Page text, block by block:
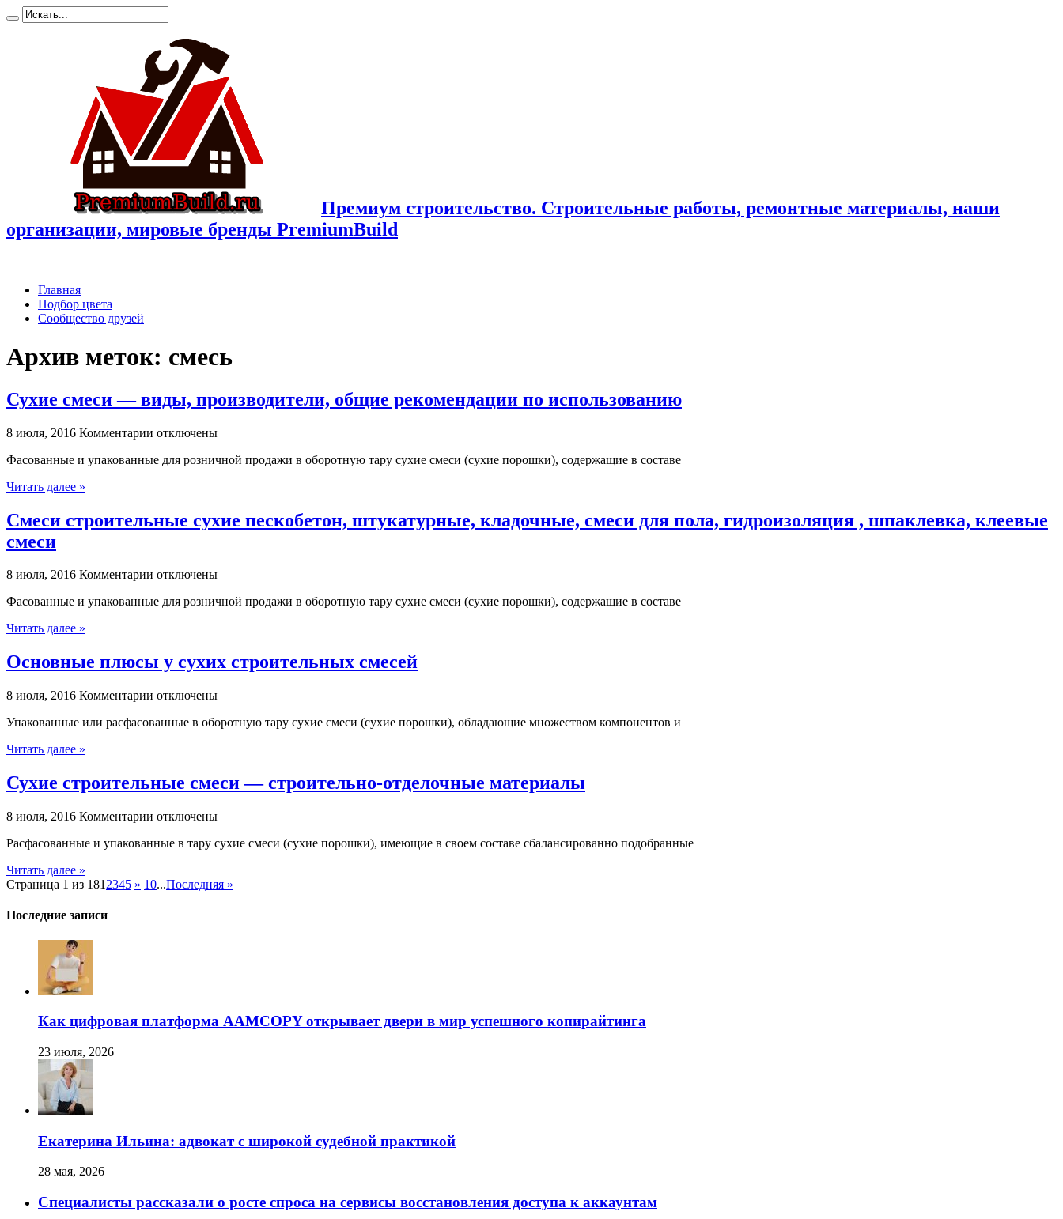
Премиум cтроительство. Cтроительные работы, ремонтные материалы, наши
организации, мировые бренды PremiumBuild
Главная
Подбор цвета
Сообщество друзей
Архив меток: смесь
Сухие смеси — виды, производители, общие рекомендации по использованию
8 июля, 2016 Комментарии к
Сухие
производители,
общие
использованию
отключены
Фасованные и упакованные для розничной продажи в оборотную тару сухие смеси (сухие порошки), содержащие в составе
Читать далее »
Смеси строительные сухие пескобетон, штукатурные, кладочные, смеси для пола, гидроизоляция , шпаклевка, клеевые
смеси
8 июля, 2016 Комментарии к
Смеси
штукатурные,
кладочные,
для
гидроизоляция
смеси
отключены
Фасованные и упакованные для розничной продажи в оборотную тару сухие смеси (сухие порошки), содержащие в составе
Читать далее »
Основные плюсы у сухих строительных смесей
8 июля, 2016 Комментарии к
Основные
строительных
смесей
отключены
Упакованные или расфасованные в оборотную тару сухие смеси (сухие порошки), обладающие множеством компонентов и
Читать далее »
Сухие строительные смеси — строительно-отделочные материалы
8 июля, 2016 Комментарии к
Сухие
—
отключены
Расфасованные и упакованные в тару сухие смеси (сухие порошки), имеющие в своем составе сбалансированно подобранные
Читать далее »
Страница 1 из 181 2345 » 10...Последняя »
Последние записи
Как цифровая платформа AAMCOPY открывает двери в мир успешного копирайтинга
23 июля, 2026
Екатерина Ильина: адвокат с широкой судебной практикой
28 мая, 2026
Специалисты рассказали о росте спроса на сервисы восстановления доступа к аккаунтам